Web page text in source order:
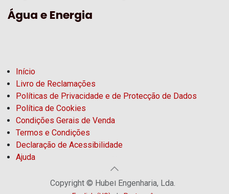
Água e Energia
Início
Livro de Reclamações
Políticas de Privacidade e de Protecção de Dados
Política de Cookies
Condições Gerais de Venda
Termos e Condições
Declaração de Acessibilidade
Ajuda
Copyright © Hubel Engenharia, Lda.